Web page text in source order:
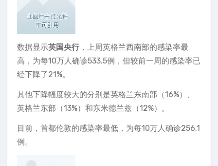
数据显示英国央行，上周英格兰西南部的感染率最
高，为每10万人确诊533.5例，但较前一周的感染率已
经下降了21%。
其他下降幅度较大的分别是英格兰东南部（16%）、
英格兰东部（13%）和东米德兰兹（12%）。
目前，首都伦敦的感染率最低，为每10万人确诊256.1
例。